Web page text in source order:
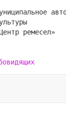
ремесел»